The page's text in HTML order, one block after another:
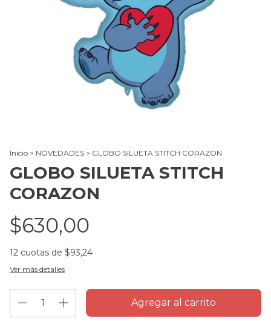
Inicio > NOVEDADES > GLOBO SILUETA STITCH CORAZON
GLOBO SILUETA STITCH
CORAZON
$630,00
12 cuotas de $93,24
Ver más detalles